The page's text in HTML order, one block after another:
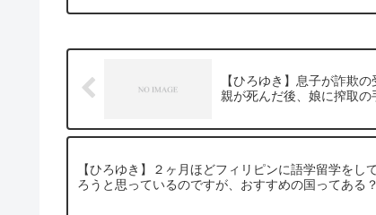
【ひろゆき】息子が詐欺
親が死んだ後、娘に搾取
【ひろゆき】２ヶ月ほどフィリピンに語学留学を
ろうと思っているのですが、おすすめの国ってあ